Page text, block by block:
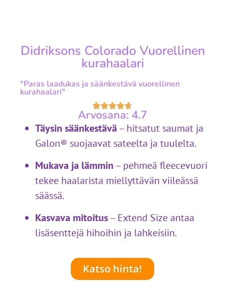
Didriksons Colorado Vuorellinen
kurahaalari
"Paras laadukas ja säänkestävä vuorellinen
kurahaalari"
Arvosana: 4.7
Täysin säänkestävä – hitsatut saumat ja
Galon® suojaavat sateelta ja tuulelta.
Mukava ja lämmin – pehmeä fleecevuori
tekee haalarista miellyttävän viileässä
säässä.
Kasvava mitoitus– Extend Size antaa
lisäsenttejä hihoihin ja lahkeisiin.
Katso hinta!